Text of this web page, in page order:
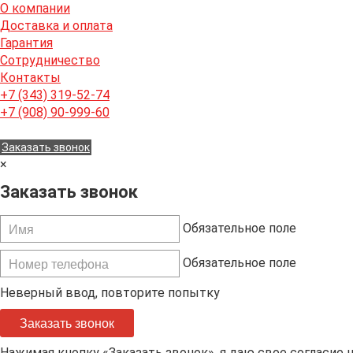
О компании
Доставка и оплата
Гарантия
Сотрудничество
Контакты
+7 (343) 319-52-74
+7 (908) 90-999-60
Заказать звонок
×
Заказать звонок
Обязательное поле
Обязательное поле
Неверный ввод, повторите попытку
Заказать звонок